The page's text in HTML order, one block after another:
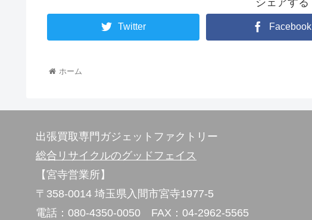
Twitter Facebook
ホーム
出張買取専門ガジェットファクトリー
総合リサイクルのグッドフェイス
【宮寺営業所】
〒358-0014 埼玉県入間市宮寺1977-5
電話：080-4350-0050 FAX：04-2962-5565